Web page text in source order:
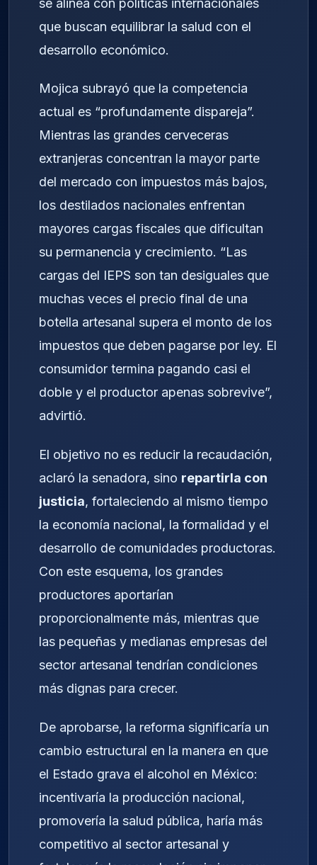
se alinea con políticas internacionales
que buscan equilibrar la salud con el
desarrollo económico.
Mojica subrayó que la competencia
actual es “profundamente dispareja”.
Mientras las grandes cerveceras
extranjeras concentran la mayor parte
del mercado con impuestos más bajos,
los destilados nacionales enfrentan
mayores cargas fiscales que dificultan
su permanencia y crecimiento. “Las
cargas del IEPS son tan desiguales que
muchas veces el precio final de una
botella artesanal supera el monto de los
impuestos que deben pagarse por ley. El
consumidor termina pagando casi el
doble y el productor apenas sobrevive”,
advirtió.
El objetivo no es reducir la recaudación,
aclaró la senadora, sino repartirla con
justicia, fortaleciendo al mismo tiempo
la economía nacional, la formalidad y el
desarrollo de comunidades productoras.
Con este esquema, los grandes
productores aportarían
proporcionalmente más, mientras que
las pequeñas y medianas empresas del
sector artesanal tendrían condiciones
más dignas para crecer.
De aprobarse, la reforma significaría un
cambio estructural en la manera en que
el Estado grava el alcohol en México:
incentivaría la producción nacional,
promovería la salud pública, haría más
competitivo al sector artesanal y